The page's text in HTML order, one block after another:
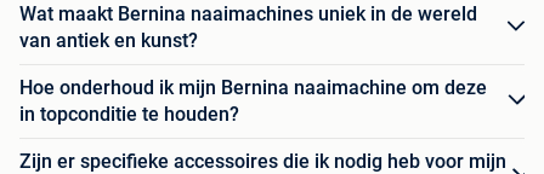
Wat maakt Bernina naaimachines uniek in de wereld
van antiek en kunst?
Hoe onderhoud ik mijn Bernina naaimachine om deze
in topconditie te houden?
Zijn er specifieke accessoires die ik nodig heb voor mijn